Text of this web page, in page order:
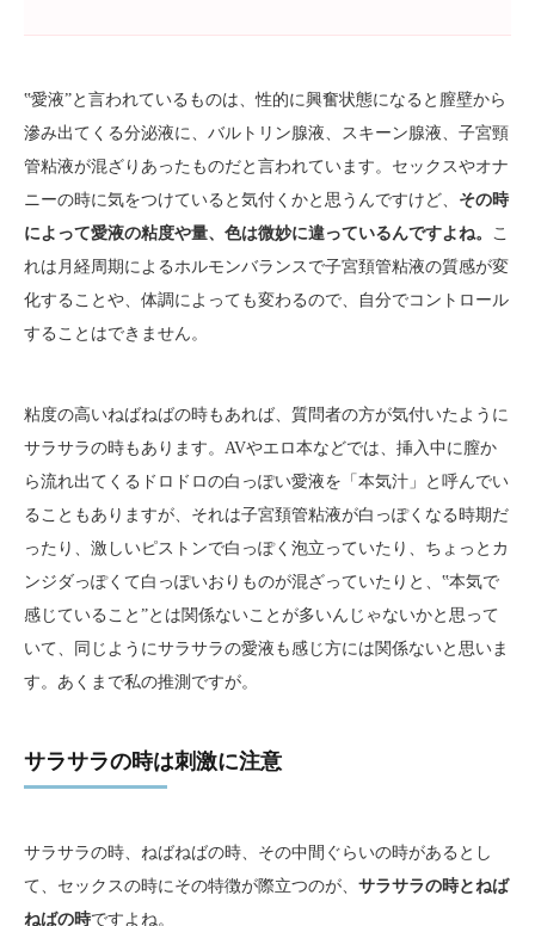
‟愛液”と言われているものは、性的に興奮状態になると膣壁から
滲み出てくる分泌液に、バルトリン腺液、スキーン腺液、子宮頸
管粘液が混ざりあったものだと言われています。セックスやオナ
ニーの時に気をつけていると気付くかと思うんですけど、 その時
によって愛液の粘度や量、色は微妙に違っているんですよね。
こ
れは月経周期によるホルモンバランスで子宮頚管粘液の質感が変
化することや、体調によっても変わるので、自分でコントロール
することはできません。
粘度の高いねばねばの時もあれば、質問者の方が気付いたように
サラサラの時もあります。AVやエロ本などでは、挿入中に膣か
ら流れ出てくるドロドロの白っぽい愛液を「本気汁」と呼んでい
ることもありますが、それは子宮頚管粘液が白っぽくなる時期だ
ったり、激しいピストンで白っぽく泡立っていたり、ちょっとカ
ンジダっぽくて白っぽいおりものが混ざっていたりと、‟本気で
感じていること”とは関係ないことが多いんじゃないかと思って
いて、同じようにサラサラの愛液も感じ方には関係ないと思いま
す。あくまで私の推測ですが。
サラサラの時は刺激に注意
サラサラの時、ねばねばの時、その中間ぐらいの時があるとし
て、セックスの時にその特徴が際立つのが、 サラサラの時とねば
ねばの時ですよね。